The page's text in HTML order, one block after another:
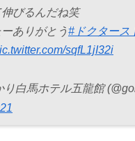
びるんだね笑
ありがとう#ドクタース
sqfL1jI32i
白馬ホテル五龍館